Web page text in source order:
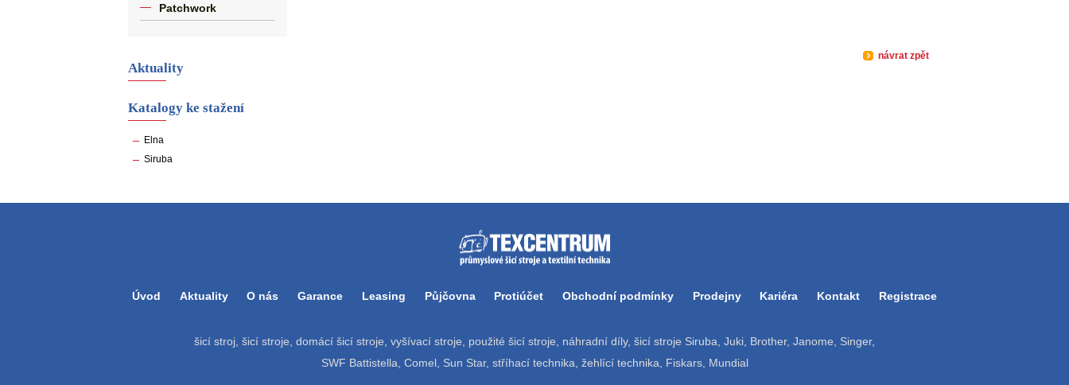
Patchwork
Aktuality
Katalogy ke stažení
Elna
Siruba
návrat zpět
Úvod Aktuality O nás Garance Leasing Půjčovna Protiúčet Obchodní podmínky Prodejny Kariéra Kontakt Registrace
šicí stroj, šicí stroje, domácí šicí stroje, vyšívací stroje, použité šicí stroje, náhradní díly, šicí stroje Siruba, Juki, Brother, Janome, Singer,
SWF Battistella, Comel, Sun Star, stříhací technika, žehlící technika, Fiskars, Mundial